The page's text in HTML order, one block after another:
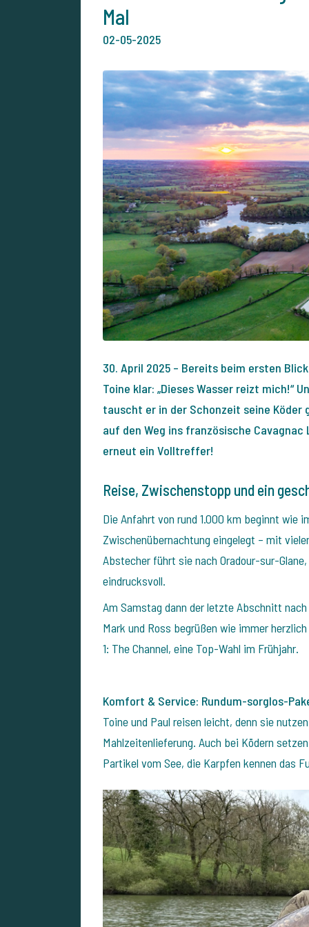
Mal
02-05-2025
30. April 2025 – Bereits beim ersten
Toine klar: „Dieses Wasser reizt mich!“
tauscht er in der Schonzeit seine Köder
auf den Weg ins französische
erneut ein Volltreffer!
Reise, Zwischenstopp und ein
Die Anfahrt von rund 1.000 km beginnt wie
Zwischenübernachtung eingelegt – mit
Abstecher führt sie nach Oradour-sur-
eindrucksvoll.
Am Samstag dann der letzte Abschnitt
Mark und Ross begrüßen wie immer
1: The Channel, eine Top-Wahl im Frühjahr.
Komfort & Service: Rundum-sorglos-
Toine und Paul reisen leicht, denn sie
Mahlzeitenlieferung. Auch bei Ködern
Partikel vom See, die Karpfen kennen das